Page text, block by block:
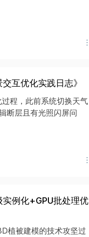
互优化实践日志》
程，此前系统切换天气
断层且有光照闪屏问
实例化+GPU批处理优
植被建模的技术攻坚过